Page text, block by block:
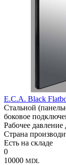
E.C.A. Black
Стальной
боковое
Рабочее
Страна
Есть на складе
0
10000 MDL